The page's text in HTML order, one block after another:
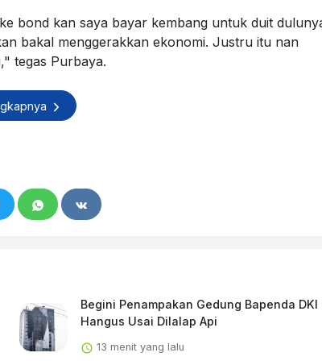
bond kan saya bayar kembang untuk duit
bakal menggerakkan ekonomi. Justru itu nan
tegas Purbaya.
Begini Penampakan Gedung Bapenda DKI
Hangus Usai Dilalap Api
13 menit yang lalu